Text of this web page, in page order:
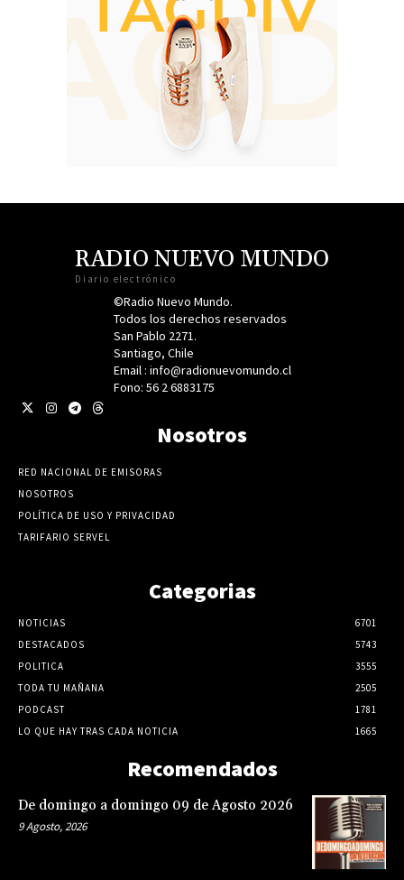
RADIO NUEVO MUNDO
Diario electrónico
©Radio Nuevo Mundo.
Todos los derechos reservados
San Pablo 2271.
Santiago, Chile
Email : info@radionuevomundo.cl
Fono: 56 2 6883175
Nosotros
RED NACIONAL DE EMISORAS
NOSOTROS
POLÍTICA DE USO Y PRIVACIDAD
TARIFARIO SERVEL
Categorias
NOTICIAS
6701
DESTACADOS
5743
POLITICA
3555
TODA TU MAÑANA
2505
PODCAST
1781
LO QUE HAY TRAS CADA NOTICIA
1665
Recomendados
De domingo a domingo 09 de Agosto 2026
9 Agosto, 2026